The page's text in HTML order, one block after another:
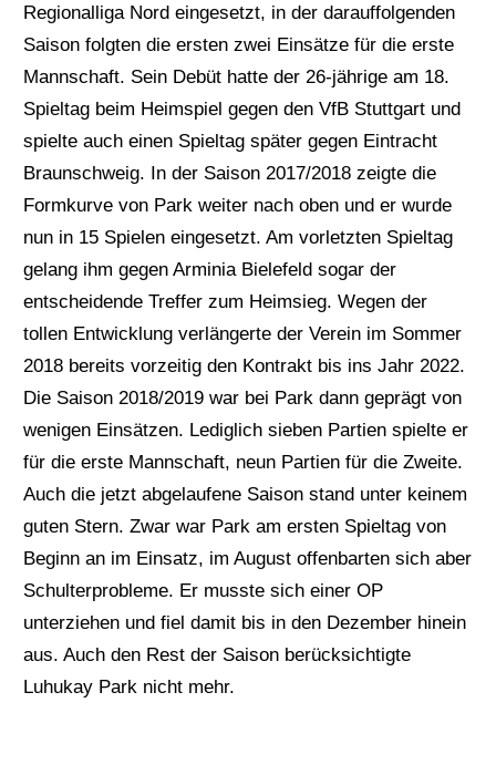
Regionalliga Nord eingesetzt, in der darauffolgenden
Saison folgten die ersten zwei Einsätze für die erste
Mannschaft. Sein Debüt hatte der 26-jährige am 18.
Spieltag beim Heimspiel gegen den VfB Stuttgart und
spielte auch einen Spieltag später gegen Eintracht
Braunschweig. In der Saison 2017/2018 zeigte die
Formkurve von Park weiter nach oben und er wurde
nun in 15 Spielen eingesetzt. Am vorletzten Spieltag
gelang ihm gegen Arminia Bielefeld sogar der
entscheidende Treffer zum Heimsieg. Wegen der
tollen Entwicklung verlängerte der Verein im Sommer
2018 bereits vorzeitig den Kontrakt bis ins Jahr 2022.
Die Saison 2018/2019 war bei Park dann geprägt von
wenigen Einsätzen. Lediglich sieben Partien spielte er
für die erste Mannschaft, neun Partien für die Zweite.
Auch die jetzt abgelaufene Saison stand unter keinem
guten Stern. Zwar war Park am ersten Spieltag von
Beginn an im Einsatz, im August offenbarten sich aber
Schulterprobleme. Er musste sich einer OP
unterziehen und fiel damit bis in den Dezember hinein
aus. Auch den Rest der Saison berücksichtigte
Luhukay Park nicht mehr.